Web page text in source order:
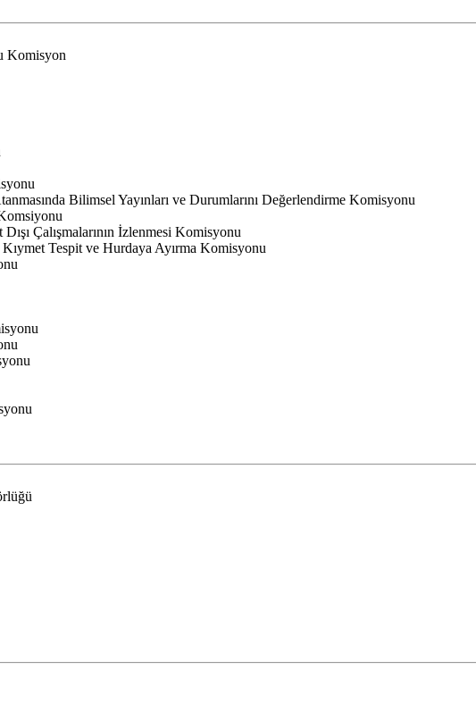
Komisyon
Bilimsel Yayınları ve Durumlarını Değerlendirme Komisyonu
Çalışmalarının İzlenmesi Komisyonu
Tespit ve Hurdaya Ayırma Komisyonu